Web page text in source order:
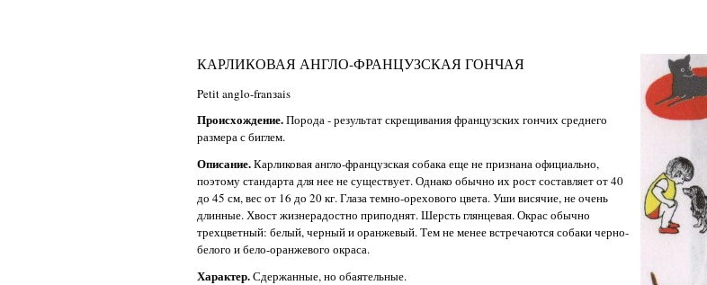
КАРЛИКОВАЯ АНГЛО-ФРАНЦУЗСКАЯ ГОНЧАЯ
Petit anglo-franзais
Происхождение.Порода - результат скрещивания французских гончих среднего
размера с биглем.
Описание.Карликовая англо-французская собака еще не признана официально,
поэтому стандарта для нее не существует. Однако обычно их рост составляет от 40
до 45 см, вес от 16 до 20 кг. Глаза темно-орехового цвета. Уши висячие, не очень
длинные. Хвост жизнерадостно приподнят. Шерсть глянцевая. Окрас обычно
трехцветный: белый, черный и оранжевый. Тем не менее встречаются собаки черно-
белого и бело-оранжевого окраса.
Характер.Сдержанные, но обаятельные.